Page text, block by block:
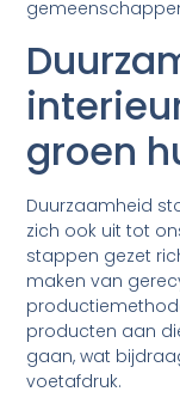
groen
Duurzaamheid
zich ook uit tot
stappen gezet
maken van
producten aan
gaan, wat
voetafdruk.